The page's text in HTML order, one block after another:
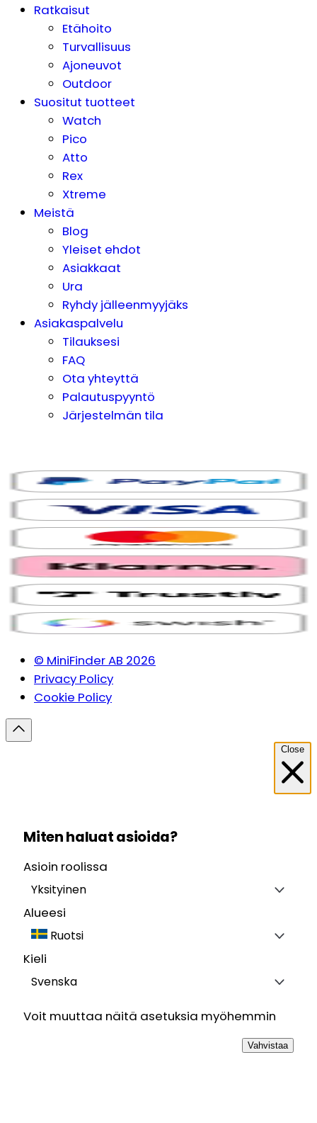
Ratkaisut
Etähoito
Turvallisuus
Ajoneuvot
Outdoor
Suositut tuotteet
Watch
Pico
Atto
Rex
Xtreme
Meistä
Blog
Yleiset ehdot
Asiakkaat
Ura
Ryhdy jälleenmyyjäks
Asiakaspalvelu
Tilauksesi
FAQ
Ota yhteyttä
Palautuspyyntö
Järjestelmän tila
© MiniFinder AB 2026
Privacy Policy
Cookie Policy
Close
Miten haluat asioida?
Asioin roolissa
Yksityinen
Alueesi
Ruotsi
Kieli
Svenska
Voit muuttaa näitä asetuksia myöhemmin
Vahvistaa